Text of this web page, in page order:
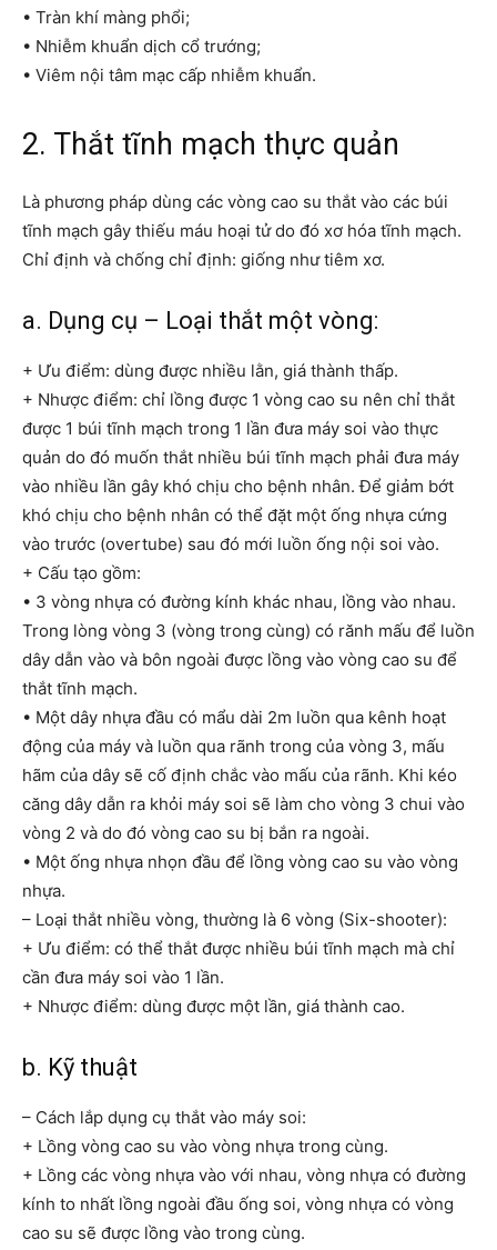
• Tràn khí màng phổi;
• Nhiễm khuẩn dịch cổ trướng;
• Viêm nội tâm mạc cấp nhiễm khuẩn.
2. Thắt tĩnh mạch thực quản
Là phương pháp dùng các vòng cao su thắt vào các búi
tĩnh mạch gây thiếu máu hoại tử do đó xơ hóa tĩnh mạch.
Chỉ định và chống chỉ định: giống như tiêm xơ.
a. Dụng cụ – Loại thắt một vòng:
+ Ưu điểm: dùng được nhiều lằn, giá thành thấp.
+ Nhược điểm: chỉ lồng được 1 vòng cao su nên chỉ thắt
được 1 búi tĩnh mạch trong 1 lần đưa máy soi vào thực
quản do đó muốn thắt nhiều búi tĩnh mạch phải đưa máy
vào nhiều lần gây khó chịu cho bệnh nhân. Để giảm bớt
khó chịu cho bệnh nhân có thể đặt một ống nhựa cứng
vào trước (overtube) sau đó mới luồn ống nội soi vào.
+ Cấu tạo gồm:
• 3 vòng nhựa có đường kính khác nhau, lồng vào nhau.
Trong lòng vòng 3 (vòng trong cùng) có rănh mấu để luồn
dây dẫn vào và bôn ngoài được lồng vào vòng cao su để
thắt tĩnh mạch.
• Một dây nhựa đầu có mẩu dài 2m luồn qua kênh hoạt
động của máy và luồn qua rãnh trong của vòng 3, mấu
hãm của dây sẽ cố định chắc vào mấu của rãnh. Khi kéo
căng dây dẫn ra khỏi máy soi sẽ làm cho vòng 3 chui vào
vòng 2 và do đó vòng cao su bị bắn ra ngoài.
• Một ống nhựa nhọn đầu để lồng vòng cao su vào vòng
nhựa.
– Loại thắt nhiều vòng, thường là 6 vòng (Six-shooter):
+ Ưu điểm: có thể thắt được nhiều búi tĩnh mạch mà chỉ
cần đưa máy soi vào 1 lần.
+ Nhược điểm: dùng được một lần, giá thành cao.
b. Kỹ thuật
– Cách lắp dụng cụ thắt vào máy soi:
+ Lồng vòng cao su vào vòng nhựa trong cùng.
+ Lồng các vòng nhựa vào với nhau, vòng nhựa có đường
kính to nhất lồng ngoài đầu ống soi, vòng nhựa có vòng
cao su sẽ được lồng vào trong cùng.